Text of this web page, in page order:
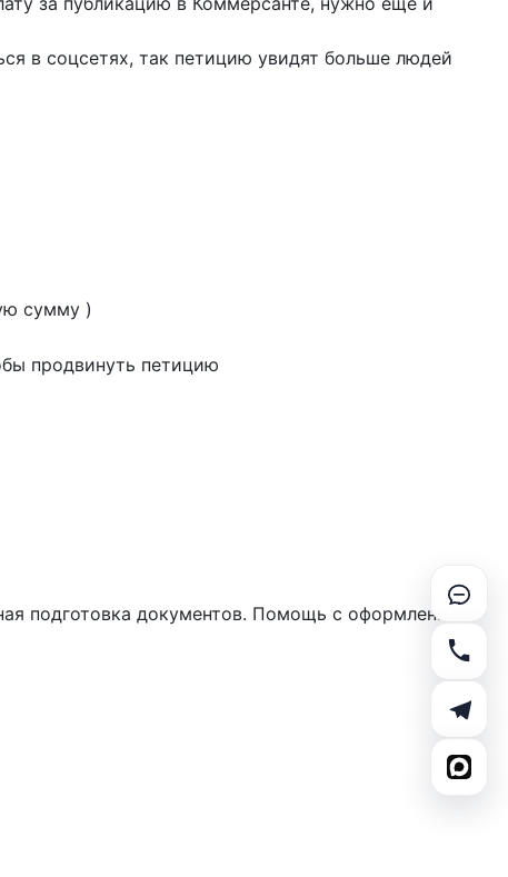
в соцсетях, так петицию увидят больше людей
сумму )
продвинуть петицию
подготовка документов. Помощь с оформлением